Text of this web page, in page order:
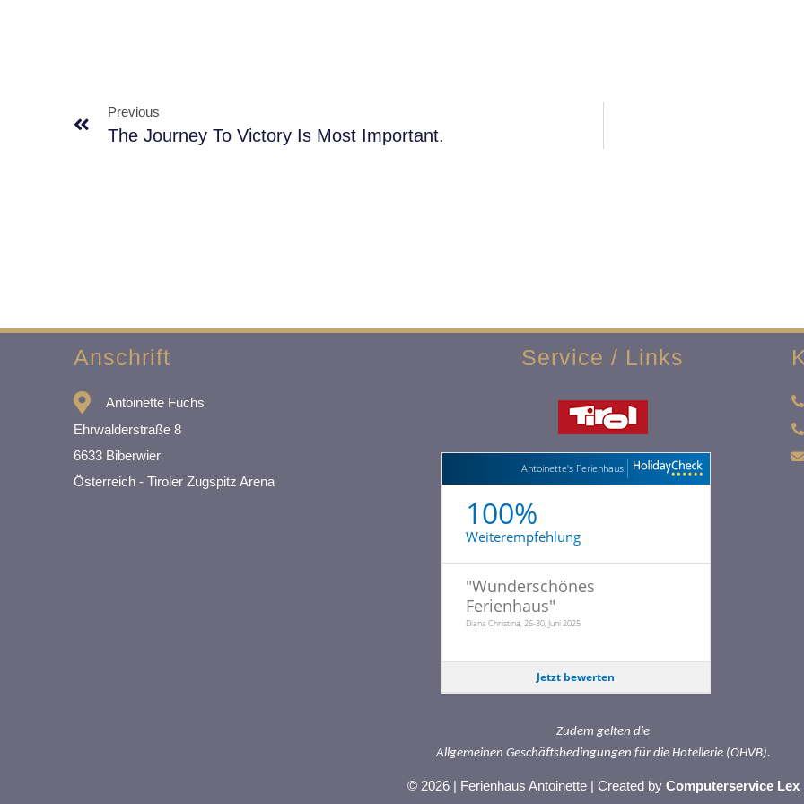
Previous
The Journey To Victory Is Most Important.
Anschrift
Antoinette Fuchs
Ehrwalderstraße 8
6633 Biberwier
Österreich - Tiroler Zugspitz Arena
Service / Links
Antoinette's Ferienhaus
100%
Weiterempfehlung
"Wunderschönes
Ferienhaus"
Diana Christina, 26-30, Juni 2025
Jetzt bewerten
Zudem gelten die
Allgemeinen Geschäftsbedingungen für die Hotellerie (ÖHVB).
© 2026 | Ferienhaus Antoinette | Created by Computerservice Lex